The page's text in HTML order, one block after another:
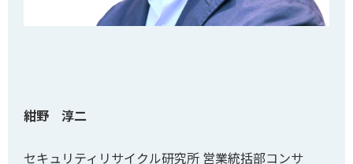
紺野 淳二
セキュリティリサイクル研究所 営業統括部コンサ